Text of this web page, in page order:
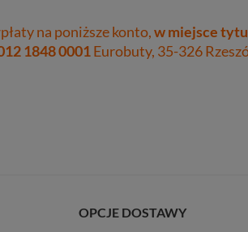
na poniższe konto,w miejsce
1848 0001Eurobuty, 35-326
OPCJE DOSTAWY